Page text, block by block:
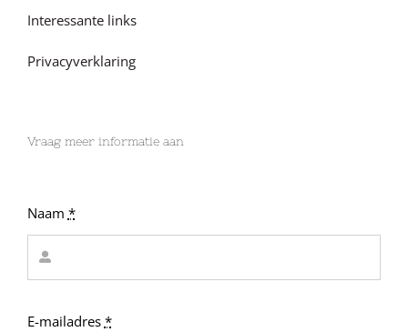
Interessante links
Privacyverklaring
Vraag meer informatie aan
Naam *
E-mailadres *